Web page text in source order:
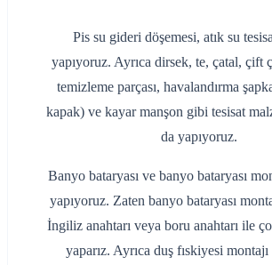
Pis su gideri döşemesi, atık su
yapıyoruz. Ayrıca dirsek, te, çatal, çift
temizleme parçası, havalandırma
kapak) ve kayar manşon gibi tesisat
da yapıyoruz.
Banyo bataryası ve banyo bataryası
yapıyoruz. Zaten banyo bataryası
İngiliz anahtarı veya boru anahtarı ile
yaparız. Ayrıca duş fıskiyesi montajı